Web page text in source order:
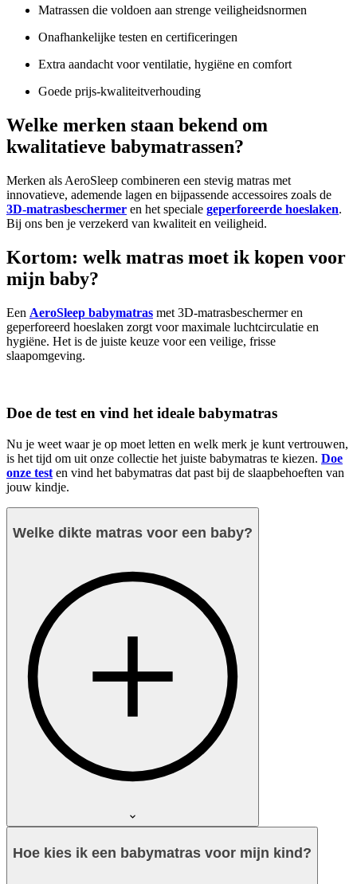
Matrassen die voldoen aan strenge veiligheidsnormen
Onafhankelijke testen en certificeringen
Extra aandacht voor ventilatie, hygiëne en comfort
Goede prijs-kwaliteitverhouding
Welke merken staan bekend om
kwalitatieve babymatrassen?
Merken als AeroSleep combineren een stevig matras met
innovatieve, ademende lagen en bijpassende accessoires zoals de
3D-matrasbeschermer en het speciale geperforeerde hoeslaken.
Bij ons ben je verzekerd van kwaliteit en veiligheid.
Kortom: welk matras moet ik kopen voor
mijn baby?
Een AeroSleep babymatras met 3D-matrasbeschermer en
geperforeerd hoeslaken zorgt voor maximale luchtcirculatie en
hygiëne. Het is de juiste keuze voor een veilige, frisse
slaapomgeving.
Doe de test en vind het ideale babymatras
Nu je weet waar je op moet letten en welk merk je kunt vertrouwen,
is het tijd om uit onze collectie het juiste babymatras te kiezen. Doe
onze test en vind het babymatras dat past bij de slaapbehoeften van
jouw kindje.
Welke dikte matras voor een baby?
Hoe kies ik een babymatras voor mijn kind?